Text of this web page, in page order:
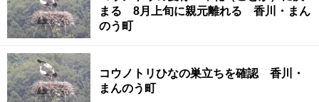
まる 8月上旬に親元離れる 香川・まん
のう町
コウノトリひなの巣立ちを確認 香川・
まんのう町